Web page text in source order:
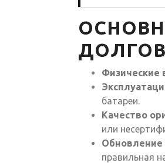
Физические
батареи.
Качество
или
Обновление
правильная